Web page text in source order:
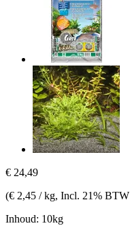
€ 24,49
(€ 2,45 / kg, Incl. 21% BTW
Inhoud: 10kg